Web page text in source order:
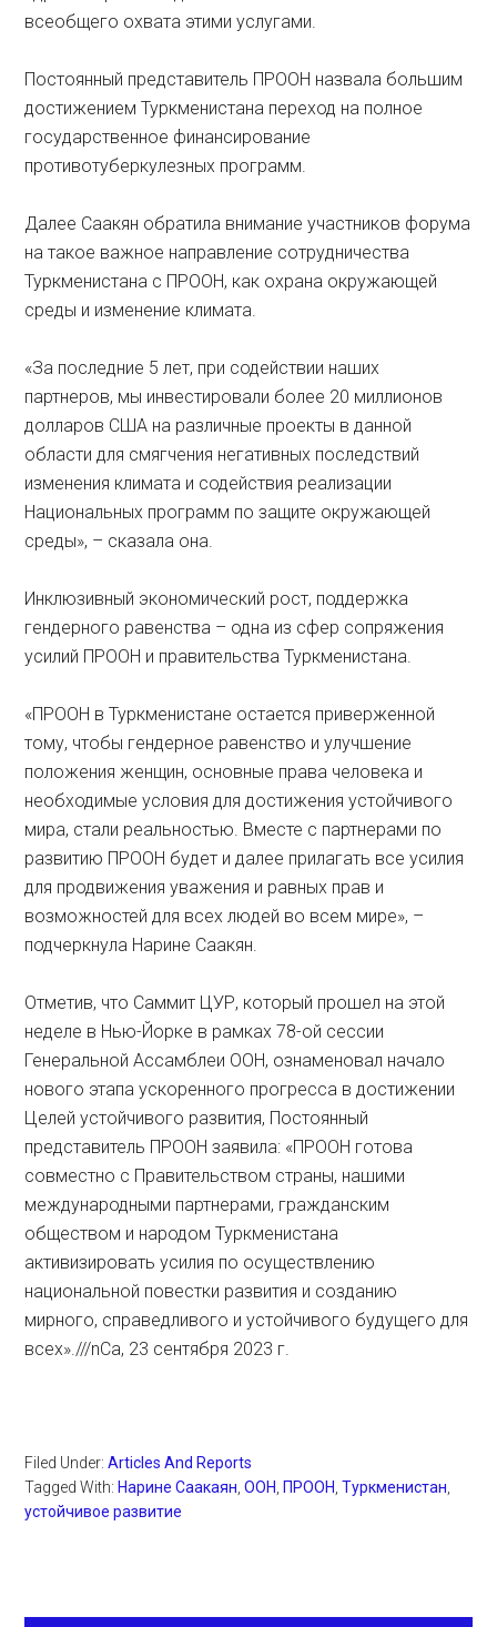
всеобщего охвата этими услугами.
Постоянный представитель ПРООН назвала большим
достижением Туркменистана переход на полное
государственное финансирование
противотуберкулезных программ.
Далее Саакян обратила внимание участников форума
на такое важное направление сотрудничества
Туркменистана с ПРООН, как охрана окружающей
среды и изменение климата.
«За последние 5 лет, при содействии наших
партнеров, мы инвестировали более 20 миллионов
долларов США на различные проекты в данной
области для смягчения негативных последствий
изменения климата и содействия реализации
Национальных программ по защите окружающей
среды», – сказала она.
Инклюзивный экономический рост, поддержка
гендерного равенства – одна из сфер сопряжения
усилий ПРООН и правительства Туркменистана.
«ПРООН в Туркменистане остается приверженной
тому, чтобы гендерное равенство и улучшение
положения женщин, основные права человека и
необходимые условия для достижения устойчивого
мира, стали реальностью. Вместе с партнерами по
развитию ПРООН будет и далее прилагать все усилия
для продвижения уважения и равных прав и
возможностей для всех людей во всем мире», –
подчеркнула Нарине Саакян.
Отметив, что Саммит ЦУР, который прошел на этой
неделе в Нью-Йорке в рамках 78-ой сессии
Генеральной Ассамблеи ООН, ознаменовал начало
нового этапа ускоренного прогресса в достижении
Целей устойчивого развития, Постоянный
представитель ПРООН заявила: «ПРООН готова
совместно с Правительством страны, нашими
международными партнерами, гражданским
обществом и народом Туркменистана
активизировать усилия по осуществлению
национальной повестки развития и созданию
мирного, справедливого и устойчивого будущего для
всех».///nCa, 23 сентября 2023 г.
Filed Under:Articles And Reports
Tagged With: Нарине Саакаян,ООН, ПРООН,Туркменистан,
устойчивое развитие